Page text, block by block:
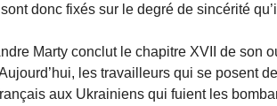
donc fixés sur le degré de sincérité
Marty conclut le chapitre XVII de
les travailleurs qui se posent
aux Ukrainiens qui fuient les